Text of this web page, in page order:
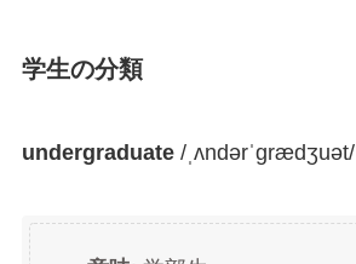
学生の分類
undergraduate/ˌʌndərˈɡrædʒuət/